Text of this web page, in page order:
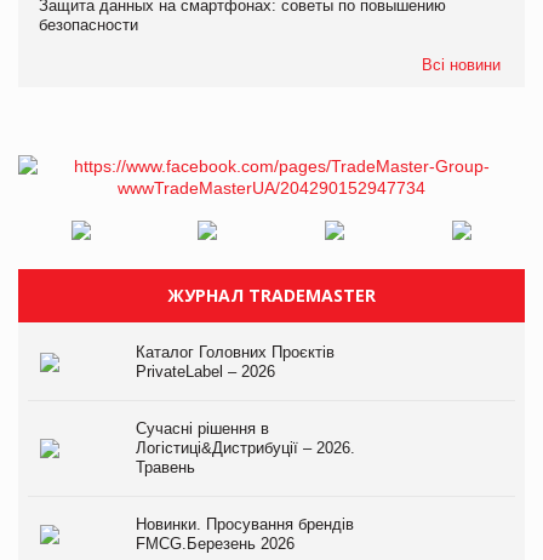
Защита данных на смартфонах: советы по повышению
безопасности
Всі новини
ЖУРНАЛ TRADEMASTER
Каталог Головних Проєктів
PrivateLabel – 2026
Сучасні рішення в
Логістиці&Дистрибуції – 2026.
Травень
Новинки. Просування брендів
FMCG.Березень 2026